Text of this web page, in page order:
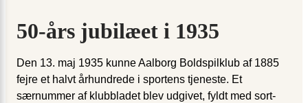
50-års jubilæet i 1935
Den 13. maj 1935 kunne Aalborg Boldspilklub af 1885
fejre et halvt århundrede i sportens tjeneste. Et
særnummer af klubbladet blev udgivet, fyldt med sort-